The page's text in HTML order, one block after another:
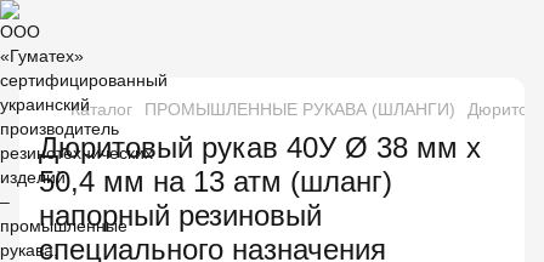
Каталог ПРОМЫШЛЕННЫЕ РУКАВА (ШЛАНГИ)
Дюритовый рукав 40У Ø 38 мм x
50,4 мм на 13 атм (шланг)
напорный резиновый
специального назначения